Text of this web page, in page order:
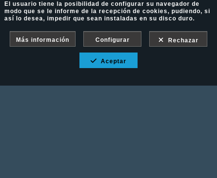
El usuario tiene la posibilidad de configurar su navegador de
modo que se le informe de la recepción de cookies, pudiendo, si
así lo desea, impedir que sean instaladas en su disco duro.
Más información Configurar Rechazar
Aceptar